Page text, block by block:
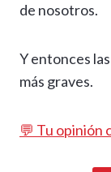
de nosotros.
Y entonces
más graves.
💬 Tu opinión